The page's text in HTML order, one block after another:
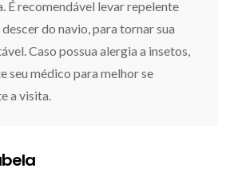
É recomendável levar repelente
do navio, para tornar sua
Caso possua alergia a insetos,
seu médico para melhor se
a visita.